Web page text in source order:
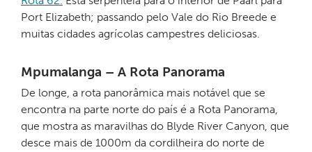
Port Elizabeth; passando pelo Vale do Rio Breede e
muitas cidades agrícolas campestres deliciosas.
Mpumalanga – A Rota Panorama
De longe, a rota panorâmica mais notável que se
encontra na parte norte do país é a Rota Panorama,
que mostra as maravilhas do Blyde River Canyon, que
desce mais de 1000m da cordilheira do norte de